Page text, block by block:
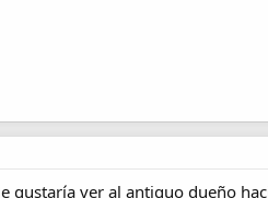
gustaría ver al antiguo dueño